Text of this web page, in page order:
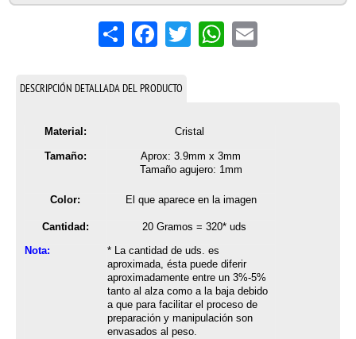
Share FacebookTwitterWhatsApp
Email
DESCRIPCIÓN DETALLADA DEL PRODUCTO
Material: Cristal
Tamaño:
Aprox: 3.9mm x 3mm
Tamaño agujero: 1mm
Color: El que aparece en la imagen
Cantidad:
20 Gramos = 320* uds
Nota:
* La cantidad de uds. es
aproximada, ésta puede diferir
aproximadamente entre un 3%-5%
tanto al alza como a la baja debido
a que para facilitar el proceso de
preparación y manipulación son
envasados al peso.